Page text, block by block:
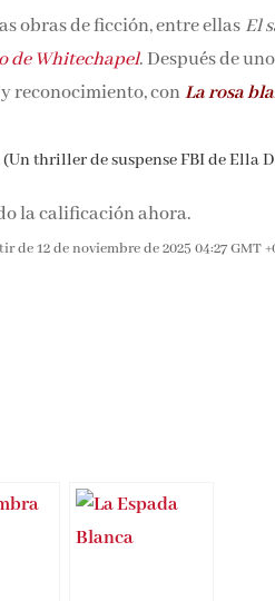
obras de ficción, entre ellas El
de Whitechapel. Después de
reconocimiento, conLa rosa
thriller de suspense FBI de Ella
la calificación ahora.
de 12 de noviembre de 2025 04:27 GMT